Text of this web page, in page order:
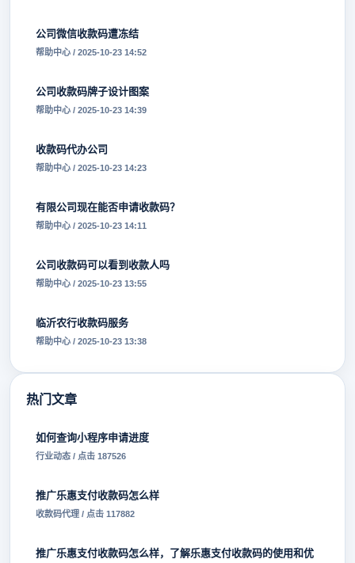
公司微信收款码遭冻结
帮助中心 / 2025-10-23 14:52
公司收款码牌子设计图案
帮助中心 / 2025-10-23 14:39
收款码代办公司
帮助中心 / 2025-10-23 14:23
有限公司现在能否申请收款码？
帮助中心 / 2025-10-23 14:11
公司收款码可以看到收款人吗
帮助中心 / 2025-10-23 13:55
临沂农行收款码服务
帮助中心 / 2025-10-23 13:38
热门文章
如何查询小程序申请进度
行业动态 / 点击 187526
推广乐惠支付收款码怎么样
收款码代理 / 点击 117882
推广乐惠支付收款码怎么样，了解乐惠支付收款码的使用和优